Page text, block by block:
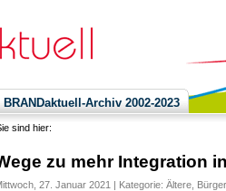
BRANDaktuell-Archiv 2002-2023
sind hier:
zu mehr Integration
27. Januar 2021 | Kategorie: Ältere,